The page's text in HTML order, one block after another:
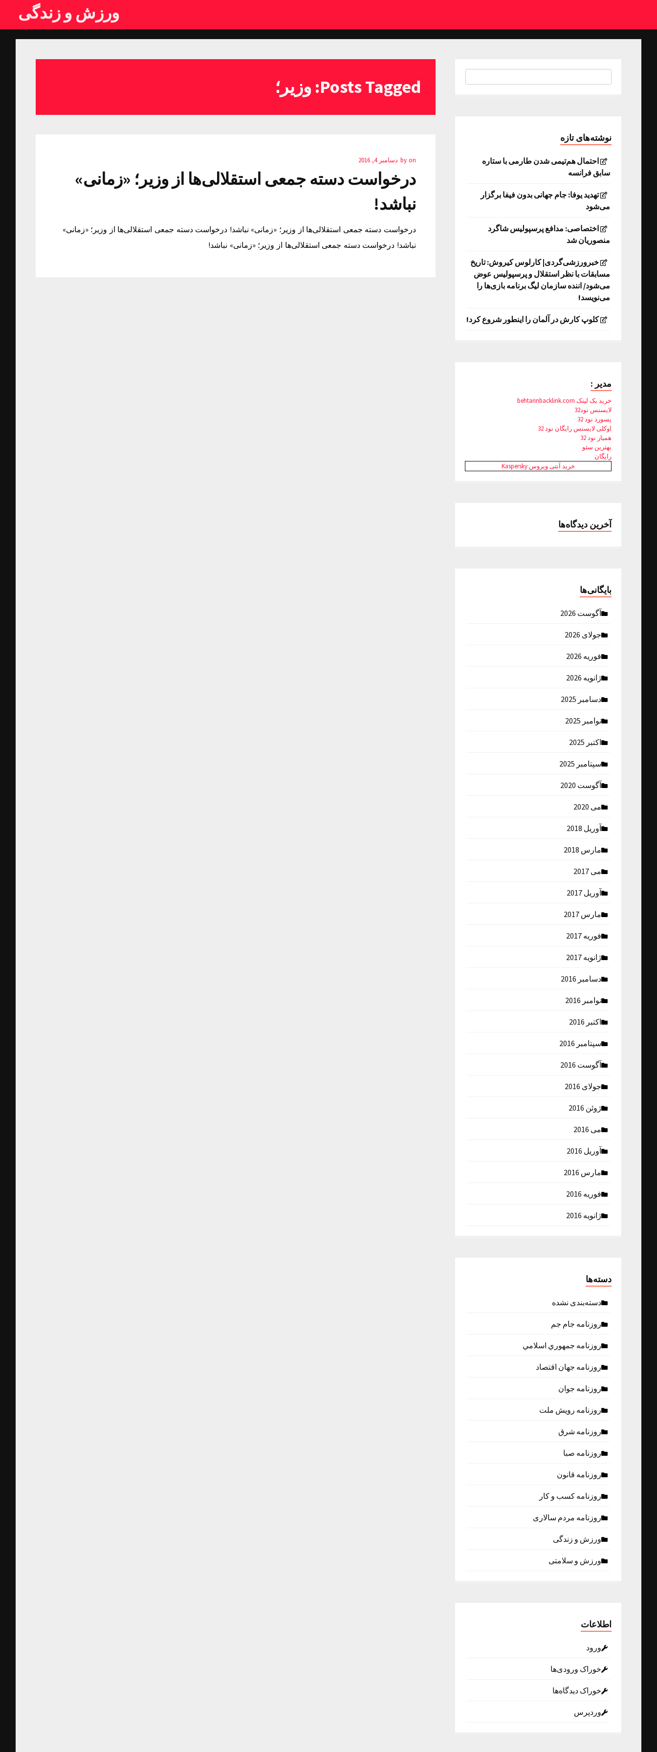
ورزش و زندگی
Posts Tagged: وزیر؛
by on دسامبر 4, 2016
درخواست دسته جمعی استقلالی‌ها از وزیر؛ «زمانی»
نباشد!
درخواست دسته جمعی استقلالی‌ها از وزیر؛ «زمانی» نباشد! درخواست دسته جمعی استقلالی‌ها از وزیر؛ «زمانی»
نباشد! درخواست دسته جمعی استقلالی‌ها از وزیر؛ «زمانی» نباشد!
نوشته‌های تازه
احتمال هم‌تیمی شدن طارمی با ستاره
سابق فرانسه
تهدید یوفا: جام جهانی بدون فیفا برگزار
می‌شود
اختصاصی: مدافع پرسپولیس شاگرد
منصوریان شد
خبرورزشی‌گردی| کارلوس کیروش: تاریخ
مسابقات با نظر استقلال و پرسپولیس عوض
می‌شود/ اننده سازمان لیگ برنامه بازی‌ها را
می‌نویسد!
کلوپ کارش در آلمان را اینطور شروع کرد!
مدیر :
خرید بک لینک behtarinbacklink.com
لایسنس نود32
پسورد نود 32
اوکلی لایسنس رایگان نود 32
همیار نود 32
بهترین سئو
رایگان
خرید آنتی ویروس Kaspersky
آخرین دیدگاه‌ها
بایگانی‌ها
آگوست 2026
جولای 2026
فوریه 2026
ژانویه 2026
دسامبر 2025
نوامبر 2025
اکتبر 2025
سپتامبر 2025
آگوست 2020
می 2020
آوریل 2018
مارس 2018
می 2017
آوریل 2017
مارس 2017
فوریه 2017
ژانویه 2017
دسامبر 2016
نوامبر 2016
اکتبر 2016
سپتامبر 2016
آگوست 2016
جولای 2016
ژوئن 2016
می 2016
آوریل 2016
مارس 2016
فوریه 2016
ژانویه 2016
دسته‌ها
دسته‌بندی نشده
روزنامه جام جم
روزنامه جمهوري اسلامي
روزنامه جهان اقتصاد
روزنامه جوان
روزنامه رویش ملت
روزنامه شرق
روزنامه صبا
روزنامه قانون
روزنامه كسب و كار
روزنامه مردم سالاری
ورزش و زندگی
ورزش و سلامتی
اطلاعات
ورود
خوراک ورودی‌ها
خوراک دیدگاه‌ها
وردپرس